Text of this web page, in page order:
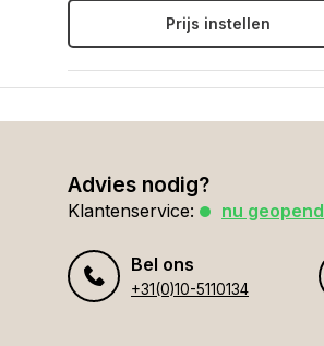
Prijs instellen
Advies nodig?
Klantenservice: nu geopend
Bel ons
+31(0)10-5110134